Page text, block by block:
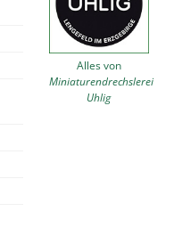
Alles von
Miniaturendrechslerei
Uhlig